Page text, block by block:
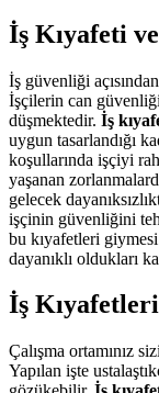
İş Kıyafeti
İş güvenliği
İşçilerin can
düşmektedir. İş
uygun tasarlandığı
koşullarında işçiyi
yaşanan
gelecek
işçinin güvenliğini
bu kıyafetleri
dayanıklı oldukları
İş
Çalışma ortamınız
Yapılan işte